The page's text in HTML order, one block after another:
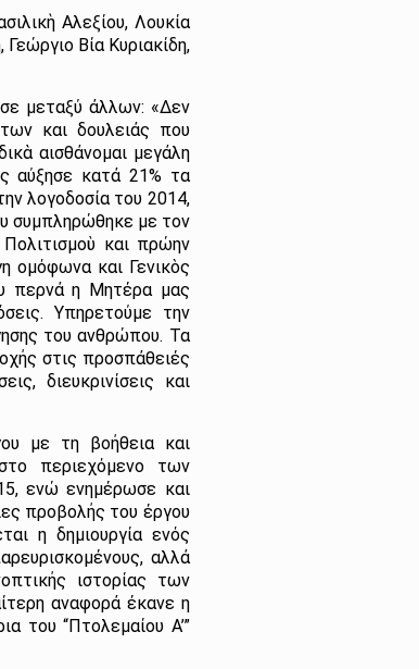
Αλεξίου, Λουκία
Βία Κυριακίδη,
μεταξύ άλλων: «Δεν
και δουλειάς που
αισθάνομαι μεγάλη
αύξησε κατά 21% τα
λογοδοσία του 2014,
συμπληρώθηκε με τον
και πρώην
ομόφωνα και Γενικὸς
περνά η Μητέρα μας
Υπηρετούμε την
του ανθρώπου. Τα
στις προσπάθειές
διευκρινίσεις και
με τη βοήθεια και
περιεχόμενο των
ενώ ενημέρωσε και
προβολής του έργου
η δημιουργία ενός
αλλά
ιστορίας των
αναφορά έκανε η
του “Πτολεμαίου Α’”